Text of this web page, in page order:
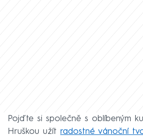
Pojďte si společně s oblíbeným
Hruškou užít radostné vánoční